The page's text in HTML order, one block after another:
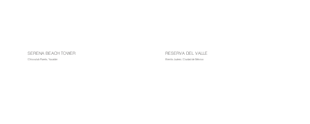
SERENA BEACH TOWER
Chicxulub Puerto, Yucatán
RESERVA DEL VALLE
Benito Juárez, Ciudad de México